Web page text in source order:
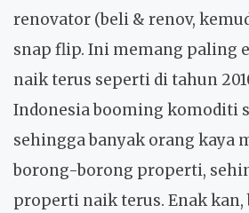
renovator (beli & renov,
snap flip. Ini memang paling
naik terus seperti di tahun
Indonesia booming komoditi
sehingga banyak orang kaya
borong-borong properti,
properti naik terus. Enak kan,